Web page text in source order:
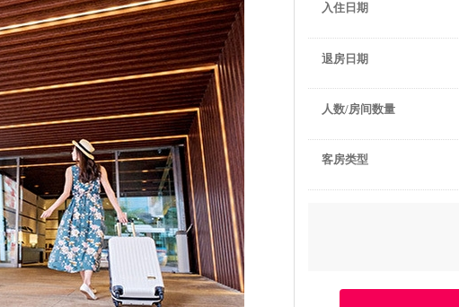
入住日期
退房日期
人数/房间数量
客房类型